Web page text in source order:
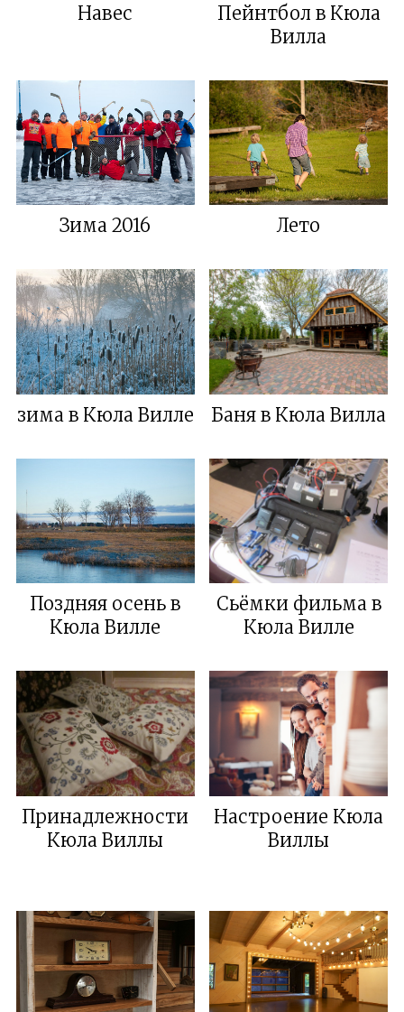
Навес
Пейнтбол в Кюла
Вилла
Зима 2016 Лето
зима в Кюла Виллe Баня в Кюла Вилла
Поздняя осень в
Кюла Виллe
Сьёмки фильма в
Кюла Вилле
Принадлежности
Кюла Виллы
Настроение Кюла
Виллы